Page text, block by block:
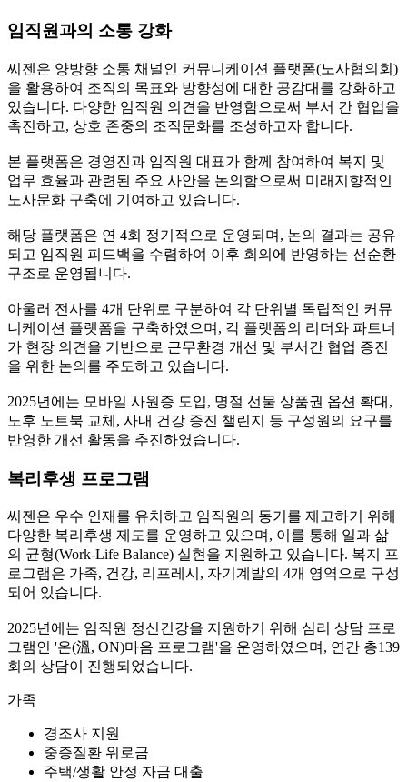
임직원과의 소통 강화
씨젠은 양방향 소통 채널인 커뮤니케이션 플랫폼(노사협의회)
을 활용하여 조직의 목표와 방향성에 대한 공감대를 강화하고
있습니다. 다양한 임직원 의견을 반영함으로써 부서 간 협업을
촉진하고, 상호 존중의 조직문화를 조성하고자 합니다.
본 플랫폼은 경영진과 임직원 대표가 함께 참여하여 복지 및
업무 효율과 관련된 주요 사안을 논의함으로써 미래지향적인
노사문화 구축에 기여하고 있습니다.
해당 플랫폼은 연 4회 정기적으로 운영되며, 논의 결과는 공유
되고 임직원 피드백을 수렴하여 이후 회의에 반영하는 선순환
구조로 운영됩니다.
아울러 전사를 4개 단위로 구분하여 각 단위별 독립적인 커뮤
니케이션 플랫폼을 구축하였으며, 각 플랫폼의 리더와 파트너
가 현장 의견을 기반으로 근무환경 개선 및 부서간 협업 증진
을 위한 논의를 주도하고 있습니다.
2025년에는 모바일 사원증 도입, 명절 선물 상품권 옵션 확대,
노후 노트북 교체, 사내 건강 증진 챌린지 등 구성원의 요구를
반영한 개선 활동을 추진하였습니다.
복리후생 프로그램
씨젠은 우수 인재를 유치하고 임직원의 동기를 제고하기 위해
다양한 복리후생 제도를 운영하고 있으며, 이를 통해 일과 삶
의 균형(Work-Life Balance) 실현을 지원하고 있습니다. 복지 프
로그램은 가족, 건강, 리프레시, 자기계발의 4개 영역으로 구성
되어 있습니다.
2025년에는 임직원 정신건강을 지원하기 위해 심리 상담 프로
그램인 '온(溫, ON)마음 프로그램'을 운영하였으며, 연간 총139
회의 상담이 진행되었습니다.
가족
경조사 지원
중증질환 위로금
주택/생활 안정 자금 대출